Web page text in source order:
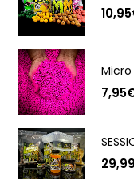
10,95
7,95
29,99